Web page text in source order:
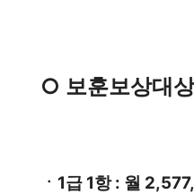
○ 보훈보상대
ㆍ1급 1항 : 월